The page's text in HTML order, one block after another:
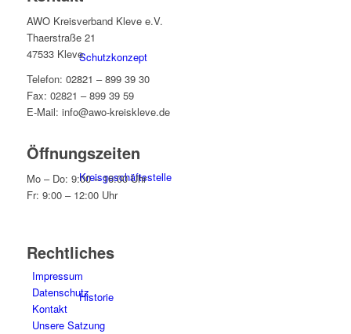
Schutzkonzept
Kreisgeschäftsstelle
Historie
AWO Kreisverband Kleve e.V.
Thaerstraße 21
47533 Kleve
Telefon: 02821 – 899 39 30
Fax: 02821 – 899 39 59
E-Mail: info@awo-kreiskleve.de
Öffnungszeiten
Mo – Do: 9:00 – 16:00 Uhr
Fr: 9:00 – 12:00 Uhr
Rechtliches
Impressum
Datenschutz
Kontakt
Unsere Satzung